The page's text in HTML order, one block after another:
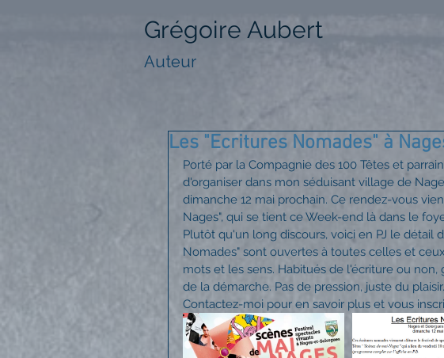
Grégoire Aubert
Auteur
Les "Ecritures Nomades" à
Porté par la Compagnie des 100 Têtes et
d'organiser dans mon séduisant village de
dimanche 12 mai prochain. Ce rendez-vous
Nages", qui se tient ce Week-end là dans le
Plutôt qu'un long discours, voici en PJ le détail
Nomades" sont ouvertes à toutes celles et
mots et les sens. Habitués de l'écriture ou
de la démarche. Pas de pression, juste du
Contactez-moi pour en savoir plus et vous